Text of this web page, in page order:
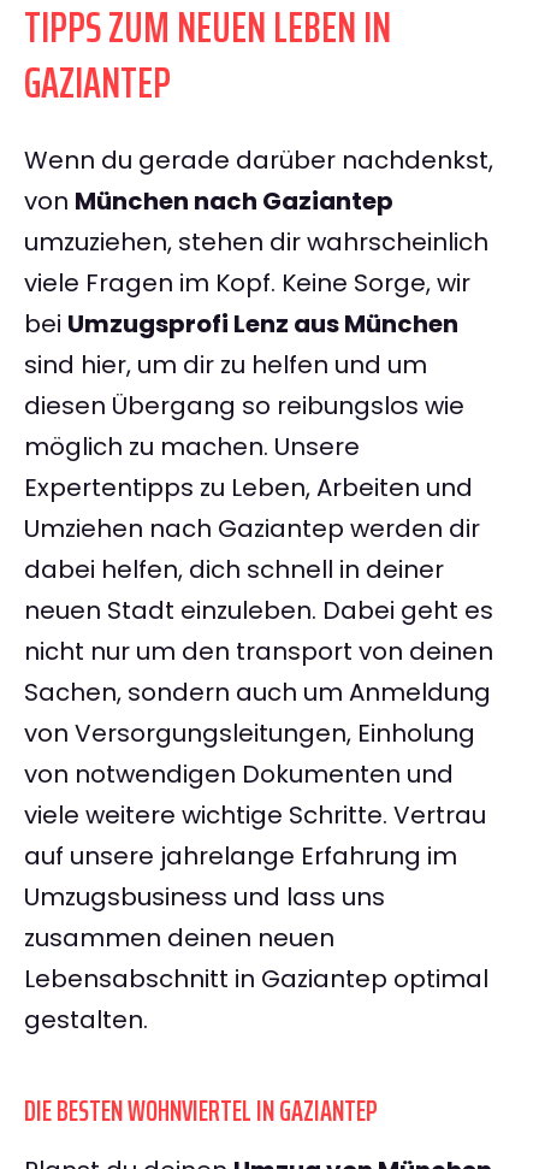
TIPPS ZUM NEUEN LEBEN IN
GAZIANTEP
Wenn du gerade darüber nachdenkst,
von München nach Gaziantep
umzuziehen, stehen dir wahrscheinlich
viele Fragen im Kopf. Keine Sorge, wir
bei Umzugsprofi Lenz aus München
sind hier, um dir zu helfen und um
diesen Übergang so reibungslos wie
möglich zu machen. Unsere
Expertentipps zu Leben, Arbeiten und
Umziehen nach Gaziantep werden dir
dabei helfen, dich schnell in deiner
neuen Stadt einzuleben. Dabei geht es
nicht nur um den transport von deinen
Sachen, sondern auch um Anmeldung
von Versorgungsleitungen, Einholung
von notwendigen Dokumenten und
viele weitere wichtige Schritte. Vertrau
auf unsere jahrelange Erfahrung im
Umzugsbusiness und lass uns
zusammen deinen neuen
Lebensabschnitt in Gaziantep optimal
gestalten.
DIE BESTEN WOHNVIERTEL IN GAZIANTEP